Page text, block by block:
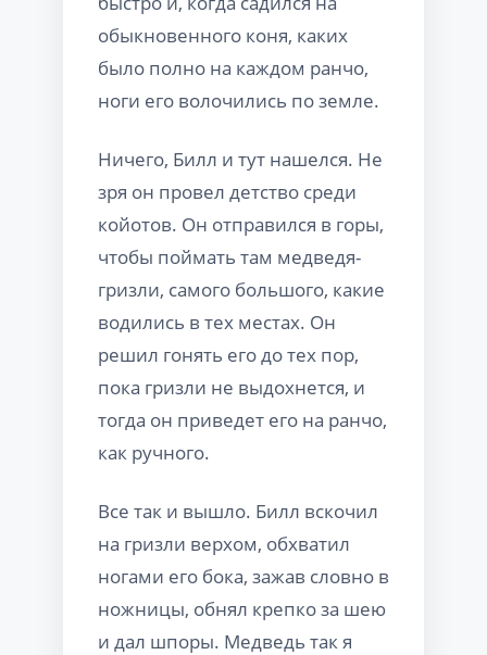
обыкновенного коня, каких
было полно на каждом ранчо,
ноги его волочились по земле.
Ничего, Билл и тут нашелся. Не
зря он провел детство среди
койотов. Он отправился в горы,
чтобы поймать там медведя-
гризли, самого большого, какие
водились в тех местах. Он
решил гонять его до тех пор,
пока гризли не выдохнется, и
тогда он приведет его на ранчо,
как ручного.
Все так и вышло. Билл вскочил
на гризли верхом, обхватил
ногами его бока, зажав словно в
ножницы, обнял крепко за шею
и дал шпоры. Медведь так я